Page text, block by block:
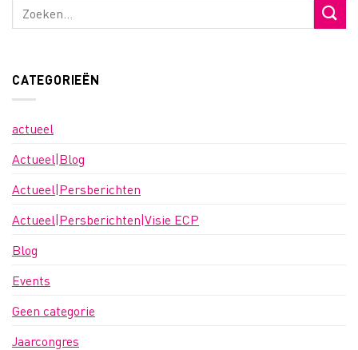
CATEGORIEËN
actueel
Actueel|Blog
Actueel|Persberichten
Actueel|Persberichten|Visie ECP
Blog
Events
Geen categorie
Jaarcongres